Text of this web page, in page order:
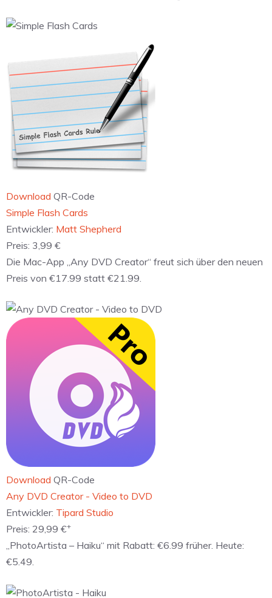
Download QR-Code
‎Simple Flash Cards
Entwickler: Matt Shepherd
Preis: 3,99 €
Die Mac-App „Any DVD Creator“ freut sich über den neuen
Preis von €17.99 statt €21.99.
Download QR-Code
‎Any DVD Creator - Video to DVD
Entwickler: Tipard Studio
Preis: 29,99 €+
„PhotoArtista – Haiku“ mit Rabatt: €6.99 früher. Heute:
€5.49.